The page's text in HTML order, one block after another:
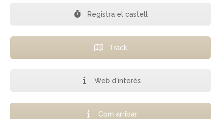
Registra el castell
Track
Web d'interès
Com arribar